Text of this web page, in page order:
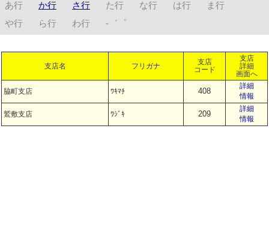
あ行 か行 さ行 た行 な行 は行
ま行
や行
ら行 わ行 -゛゜
支店名 フリガナ
支店
コード
支店
詳細
画面へ
脇町支店 ﾜｷﾏﾁ 408
詳細
情報
鷲敷支店 ﾜｼﾞｷ 209
詳細
情報